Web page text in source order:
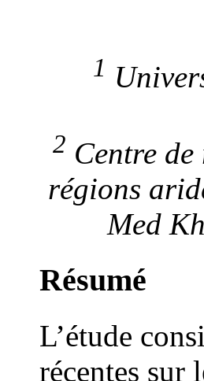
1
2 Centre
régions
Med
Résumé
L’étude
récentes sur